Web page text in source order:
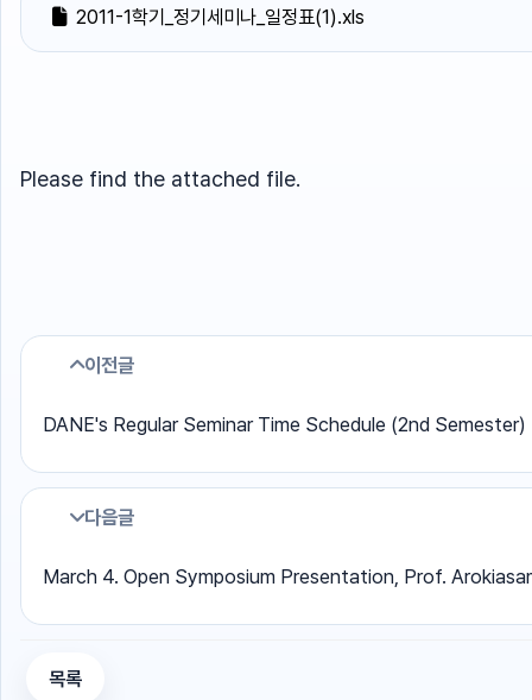
2011-1학기_정기세미나_일정표(1).xls
Please find the attached file.
이전글
DANE's Regular Seminar Time Schedule (2nd Semester)
다음글
March 4. Open Symposium Presentation, Prof.
목록